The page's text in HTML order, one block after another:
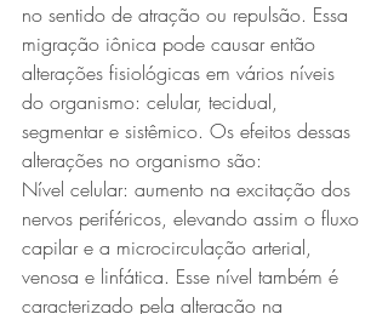
no sentido de atração ou repulsão. Essa
migração iônica pode causar então
alterações fisiológicas em vários níveis
do organismo: celular, tecidual,
segmentar e sistêmico. Os efeitos dessas
alterações no organismo são:
Nível celular: aumento na excitação dos
nervos periféricos, elevando assim o fluxo
capilar e a microcirculação arterial,
venosa e linfática. Esse nível também é
caracterizado pela alteração na